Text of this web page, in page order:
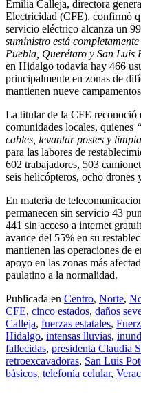
Emilia Calleja, directora
Electricidad (CFE), confirmó
servicio eléctrico alcanza un
suministro está
Puebla, Querétaro y San Luis
en Hidalgo todavía hay 466
principalmente en zonas de
mantienen nueve
La titular de la CFE reconoció
comunidades locales, quienes
cables, levantar postes y
para las labores de
602 trabajadores, 503
seis helicópteros, ocho drones
En materia de
permanecen sin servicio 43
441 sin acceso a internet
avance del 55% en su
mantienen las operaciones de
apoyo en las zonas más
paulatino a la normalidad.
Publicada en Centro, Norte,
CFE, cinco estados, daños
Calleja, fuerzas estatales,
Hidalgo, intensas lluvias,
fallecidas, presidenta Claudia
retroexcavadoras, San Luis
básicos, telefonía celular,